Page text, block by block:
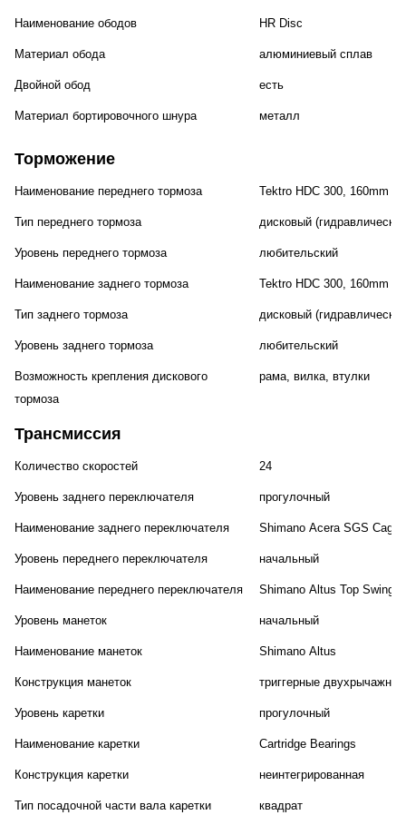
Наименование ободов HR Disc
Материал обода алюминиевый сплав
Двойной обод есть
Материал бортировочного шнура металл
Торможение
Наименование переднего тормоза Tektro HDC 300, 160mm
Тип переднего тормоза дисковый
Уровень переднего тормоза любительский
Наименование заднего тормоза Tektro HDC 300, 160mm
Тип заднего тормоза дисковый
Уровень заднего тормоза любительский
Возможность крепления дискового
тормоза
рама, вилка, втулки
Трансмиссия
Количество скоростей 24
Уровень заднего переключателя прогулочный
Наименование заднего переключателя Shimano Acera SGS Cage
Уровень переднего переключателя начальный
Наименование переднего переключателя Shimano Altus Top Swing
Уровень манеток начальный
Наименование манеток Shimano Altus
Конструкция манеток триггерные двухрычажные
Уровень каретки прогулочный
Наименование каретки Cartridge Bearings
Конструкция каретки неинтегрированная
Тип посадочной части вала каретки квадрат